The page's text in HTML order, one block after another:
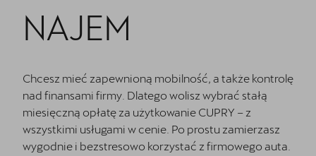
CUPRA Approved - Samochody Używane
NAJEM
Chcesz mieć zapewnioną mobilność, a także kontrolę
nad finansami firmy. Dlatego wolisz wybrać stałą
miesięczną opłatę za użytkowanie CUPRY – z
wszystkimi usługami w cenie. Po prostu zamierzasz
wygodnie i bezstresowo korzystać z firmowego auta.